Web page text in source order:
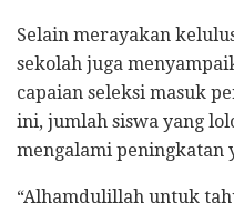
​Selain merayakan
sekolah juga
capaian seleksi masuk
ini, jumlah siswa yang
mengalami peningkatan
“Alhamdulillah untuk